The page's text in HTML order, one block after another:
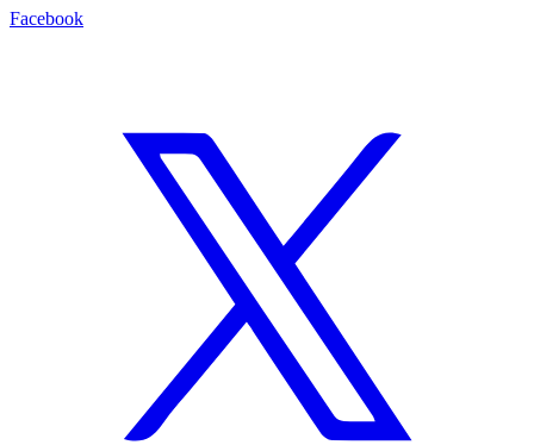
Facebook